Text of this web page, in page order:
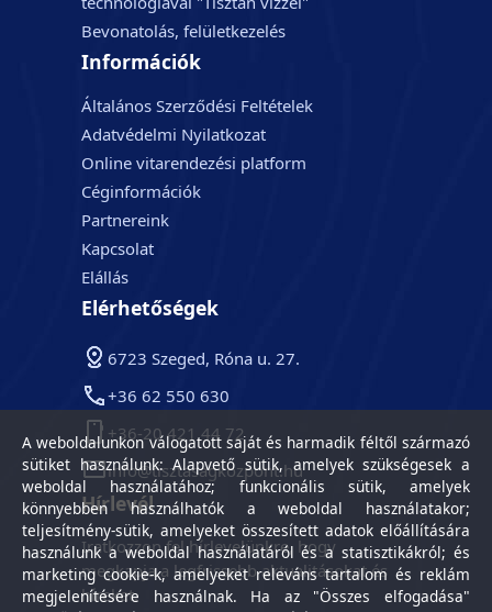
Bevonatolás, felületkezelés
Információk
Általános Szerződési Feltételek
Adatvédelmi Nyilatkozat
Online vitarendezési platform
Céginformációk
Partnereink
Kapcsolat
Elállás
Elérhetőségek
6723 Szeged, Róna u. 27.
+36 62 550 630
+36-20 421 44 72
info@tisztasagkozpont.hu
Hírlevél
Iratkozzon fel hírlevelünkre, hogy
megkapja a legfrissebb aktualitásokat és
híreket.
A weboldalunkon válogatott saját és harmadik féltől származó
sütiket használunk: Alapvető sütik, amelyek szükségesek a
weboldal használatához; funkcionális sütik, amelyek
könnyebben használhatók a weboldal használatakor;
teljesítmény-sütik, amelyeket összesített adatok előállítására
használunk a weboldal használatáról és a statisztikákról; és
marketing cookie-k, amelyeket releváns tartalom és reklám
megjelenítésére használnak. Ha az "Összes elfogadása"